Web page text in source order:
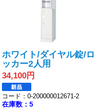
ホワイト/ダイヤル錠/ロ
ッカー2人用
34,100円
コード：0-200000012671-2
在庫数：5